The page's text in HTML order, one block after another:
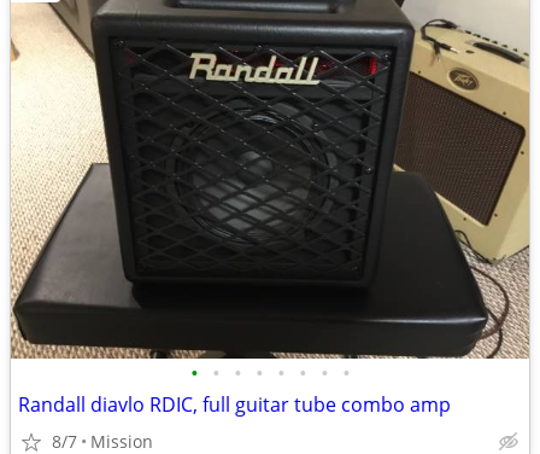
• • • • • • • •
Randall diavlo RDIC, full guitar tube combo amp
8/7 Mission